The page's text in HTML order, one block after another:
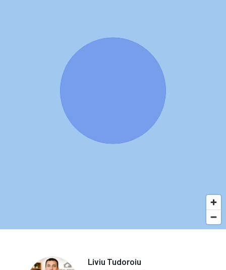
Liviu Tudoroiu